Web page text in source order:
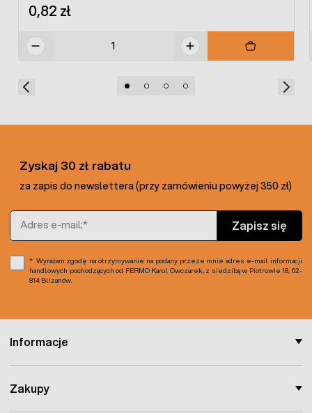
0,82 zł
Informacje
Zakupy
Zyskaj 30 zł rabatu
za zapis do newslettera (przy zamówieniu powyżej 350 zł)
Adres e-mail
Zapisz się
Wyrażam zgodę na otrzymywanie na podany przeze mnie adres e-mail informacji
handlowych pochodzących od FERMO Karol Owczarek, z siedzibą w Piotrowie 18, 62-
814 Blizanów.